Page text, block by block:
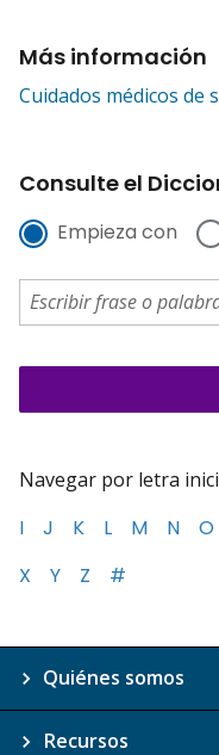
Más información
Cuidados médicos de
Consulte el
Empieza con
Navegar por letra
I
J K L M N O
X
Y Z #
Quiénes somos
Recursos